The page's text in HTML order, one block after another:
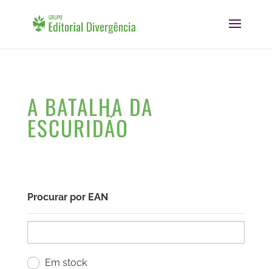
A BATALHA DA
ESCURIDÃO
Procurar por EAN
Em stock